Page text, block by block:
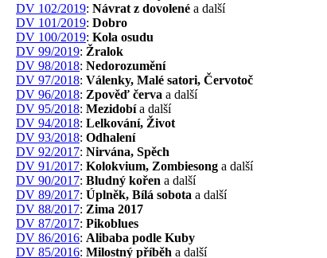
DV 102/2019: Návrat z dovolené a další
DV 101/2019: Dobro
DV 100/2019: Kola osudu
DV 99/2019: Žralok
DV 98/2018: Nedorozumění
DV 97/2018: Válenky, Malé satori, Červotoč
DV 96/2018: Zpověď červa a další
DV 95/2018: Mezidobía další
DV 94/2018: Lelkování, Život
DV 93/2018: Odhalení
DV 92/2017: Nirvána, Spěch
DV 91/2017: Kolokvium, Zombiesong a další
DV 90/2017: Bludný kořen a další
DV 89/2017: Úplněk, Bílá sobota a další
DV 88/2017: Zima 2017
DV 87/2017: Pikoblues
DV 86/2016: Alibaba podle Kuby
DV 85/2016: Milostný příběh a další